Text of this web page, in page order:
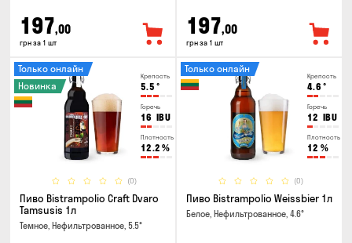
197,00
грн за 1 шт
197,00
грн за 1 шт
Крепость
5.5 °
Горечь
16 IBU
Плотность
12.2 %
(0)
Только онлайн
Новинка
Пиво Bistrampolio Craft Dvaro
Tamsusis 1л
Темное, Нефильтрованное, 5.5°
Крепость
4.6 °
Горечь
12 IBU
Плотность
12 %
(0)
Только онлайн
Пиво Bistrampolio Weissbier 1л
Белое, Нефильтрованное, 4.6°